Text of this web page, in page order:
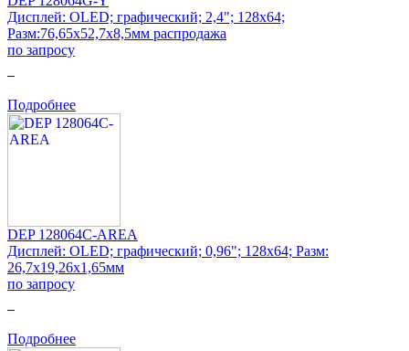
Дисплей: OLED; графический; 2,4"; 128x64;
Разм:76,65x52,7x8,5мм распродажа
по запросу
Подробнее
DEP 128064C-AREA
Дисплей: OLED; графический; 0,96"; 128x64; Разм:
26,7x19,26x1,65мм
по запросу
Подробнее